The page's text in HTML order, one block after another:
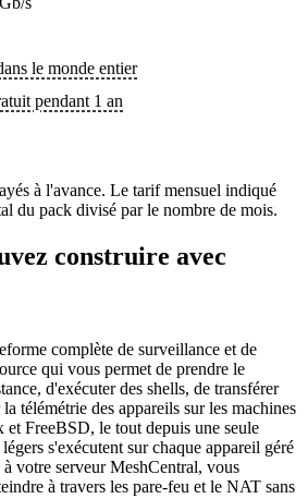
le monde entier
pendant 1 an
à l'avance. Le tarif mensuel indiqué
du pack divisé par le nombre de mois.
construire avec
complète de surveillance et de
qui vous permet de prendre le
d'exécuter des shells, de transférer
télémétrie des appareils sur les machines
FreeBSD, le tout depuis une seule
s'exécutent sur chaque appareil géré
à votre serveur MeshCentral, vous
à travers les pare-feu et le NAT sans